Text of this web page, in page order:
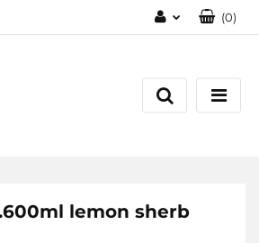
Zarejestruj się
Dodaj zgłoszenie
(0)
lemon sherb